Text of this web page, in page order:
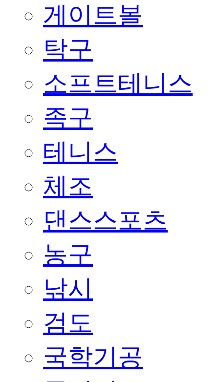
게이트볼
탁구
소프트테니스
족구
테니스
체조
댄스스포츠
농구
낚시
검도
국학기공